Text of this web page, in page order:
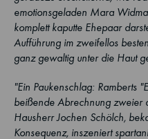
emotionsgeladen Mara
komplett kaputte Ehepaar
Aufführung im zweifellos
ganz gewaltig unter die Haut
"Ein Paukenschlag: Ramberts
beißende Abrechnung zweier
Hausherr Jochen Schölch,
Konsequenz, inszeniert